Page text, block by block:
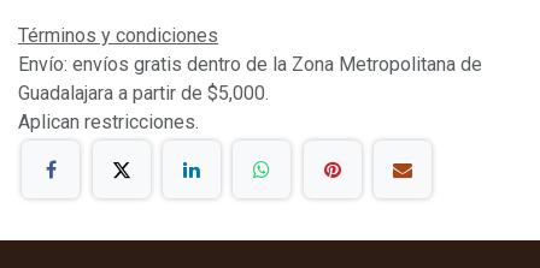
Términos y condiciones
Envío: envíos gratis dentro de la Zona Metropolitana de
Guadalajara a partir de $5,000.
Aplican restricciones.